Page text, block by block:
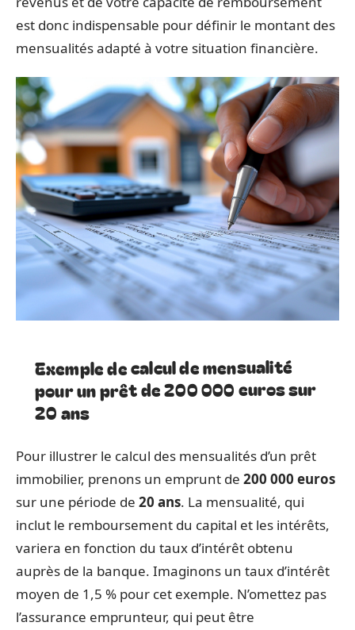
est donc indispensable pour définir le montant des
mensualités adapté à votre situation financière.
Exemple de calcul de mensualité
pour un prêt de 200 000 euros sur
20 ans
Pour illustrer le calcul des mensualités d’un prêt
immobilier, prenons un emprunt de 200 000 euros
sur une période de 20 ans. La mensualité, qui
inclut le remboursement du capital et les intérêts,
variera en fonction du taux d’intérêt obtenu
auprès de la banque. Imaginons un taux d’intérêt
moyen de 1,5 % pour cet exemple. N’omettez pas
l’assurance emprunteur, qui peut être